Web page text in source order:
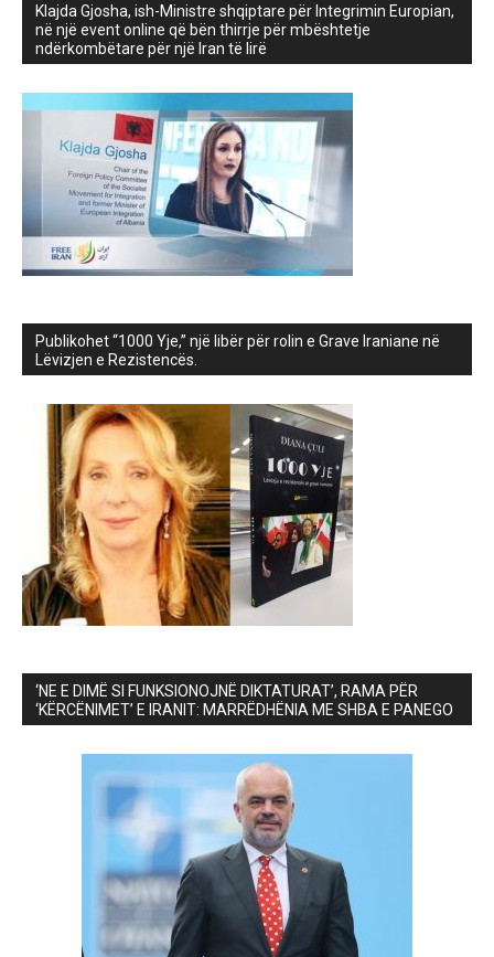
Klajda Gjosha, ish-Ministre shqiptare për Integrimin Europian,
në një event online që bën thirrje për mbështetje
ndërkombëtare për një Iran të lirë
Publikohet “1000 Yje,” një libër për rolin e Grave Iraniane në
Lëvizjen e Rezistencës.
‘NE E DIMË SI FUNKSIONOJNË DIKTATURAT’, RAMA PËR
‘KËRCËNIMET’ E IRANIT: MARRËDHËNIA ME SHBA E PANEGO